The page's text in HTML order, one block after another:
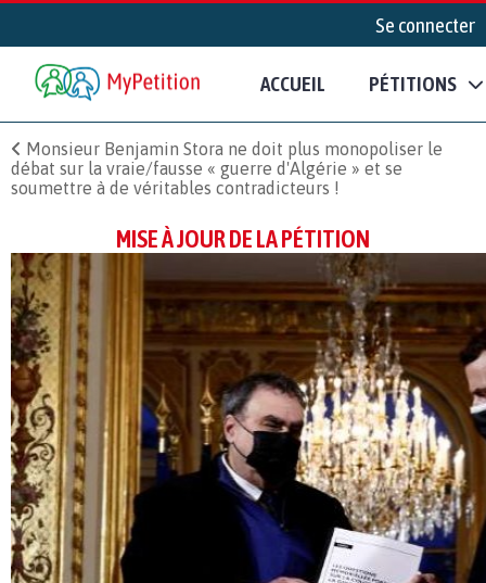
Se connecter
ACCUEIL PÉTITIONS
Monsieur Benjamin Stora ne doit plus monopoliser le
débat sur la vraie/fausse « guerre d'Algérie » et se
soumettre à de véritables contradicteurs !
MISE À JOUR DE LA PÉTITION